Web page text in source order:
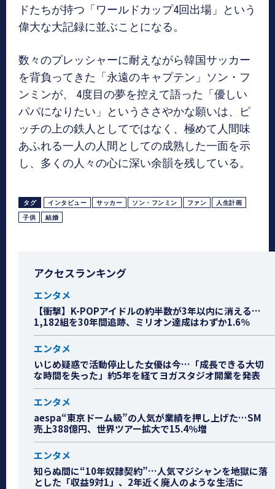
ドたちが持つ「ワールドカップ4回出場」という
偉大な大記録に並ぶことになる。
数々のプレッシャーに耐えながら韓国サッカー
を背負ってきた「永遠のキャプテン」ソン・フ
ンミンが、 4度目の夢を控えて語った「優しい
パパになりたい」というささやかな願いは、ピ
ッチの上の鉄人としてではなく、極めて人間味
あふれる一人の人間としての成熟した一面を示
し、多くの人々の心に深い余韻を残している。
タグ インタビュー サッカー ソン・フンミン ファン 人生計画
子供 結婚
アクセスランキング
エンタメ
【衝撃】K-POPアイドルの約半数が3年以内に消える…
1,182組を30年間追跡、ミリオン達成はわずか1.6％
エンタメ
いじめ疑惑で活動停止した女優は今…「成長できる大切
な時間を失った」約5年を経てヨガスタジオ開業を発表
エンタメ
aespa“東京ドーム級”の人気が業績を押し上げた…SM
売上388億円、世界ツアー拡大で15.4％増
エンタメ
知らぬ間に“10年奴隷契約”…人気マジシャンを地獄に落
とした「収益9対1」、2年近く廃人のような生活に